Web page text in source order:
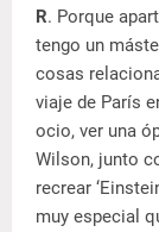
R. Porque
tengo un
cosas
viaje de París
ocio, ver una
Wilson, junto
recrear
muy especial